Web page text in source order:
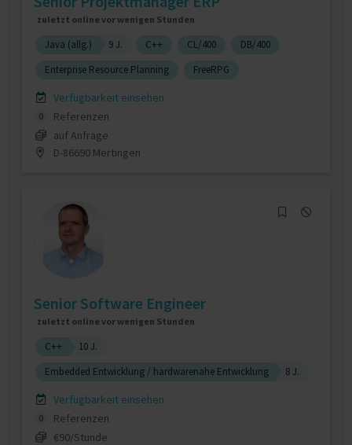
zuletzt online vor wenigen Stunden
Java (allg.) 9 J. C++ CL/400
DB/400
Enterprise Resource Planning
FreeRPG
Verfügbarkeit einsehen
0
Referenzen
auf Anfrage
D-86690 Mertingen
Senior Software Engineer
zuletzt online vor wenigen Stunden
C++
10 J.
Embedded Entwicklung / hardwarenahe Entwicklung
8 J.
Verfügbarkeit einsehen
0
Referenzen
€90/Stunde